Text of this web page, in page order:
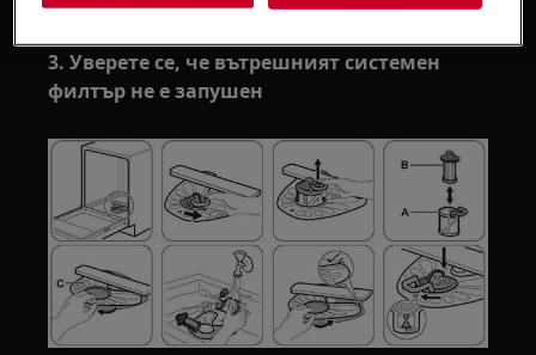
маркуч не е запушен
3. Уверете се, че вътрешният системен
филтър не е запушен